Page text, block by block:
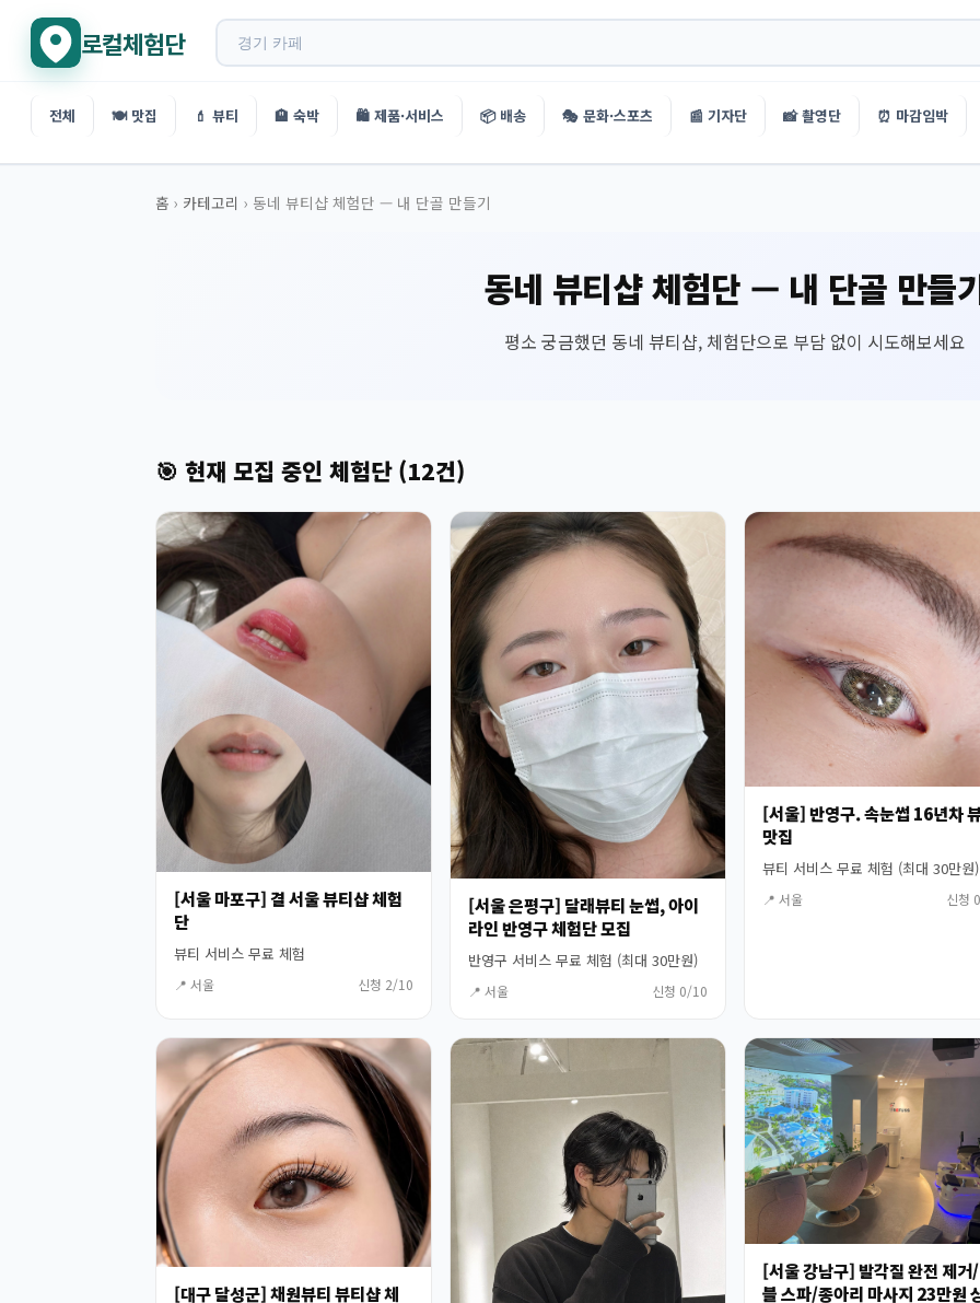
로컬체험단
전체 🍽️ 맛집 💄 뷰티 🏨 숙박 🛍️ 제품·서비스 📦 배송 🎭 문화·스포츠 📰 기자단 📸 촬영단 ⏰ 마감임박
홈 › 카테고리 › 동네 뷰티샵 체험단 — 내 단골 만들기
동네 뷰티샵 체험단 — 내 단골 만들
평소 궁금했던 동네 뷰티샵, 체험단으로 부담 없이 시도해보세요
🎯 현재 모집 중인 체험단 (12건)
[서울 마포구] 결 서울 뷰티샵 체험
단
뷰티 서비스 무료 체험
📍 서울 신청 2/10
[서울 은평구] 달래뷰티 눈썹, 아이
라인 반영구 체험단 모집
반영구 서비스 무료 체험 (최대 30만원)
📍 서울 신청 0/10
[서울] 반영구. 속눈썹 16년차
맛집
뷰티 서비스 무료 체험 (최대 30만원)
📍 서울 신청
[대구 달성군] 채원뷰티 뷰티샵 체
[서울 강남구] 발각질 완전 제거
블 스파/종아리 마사지 23만원